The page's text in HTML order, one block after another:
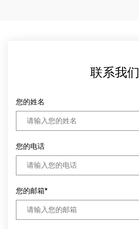
联系我们
您的姓名
您的电话
您的邮箱*